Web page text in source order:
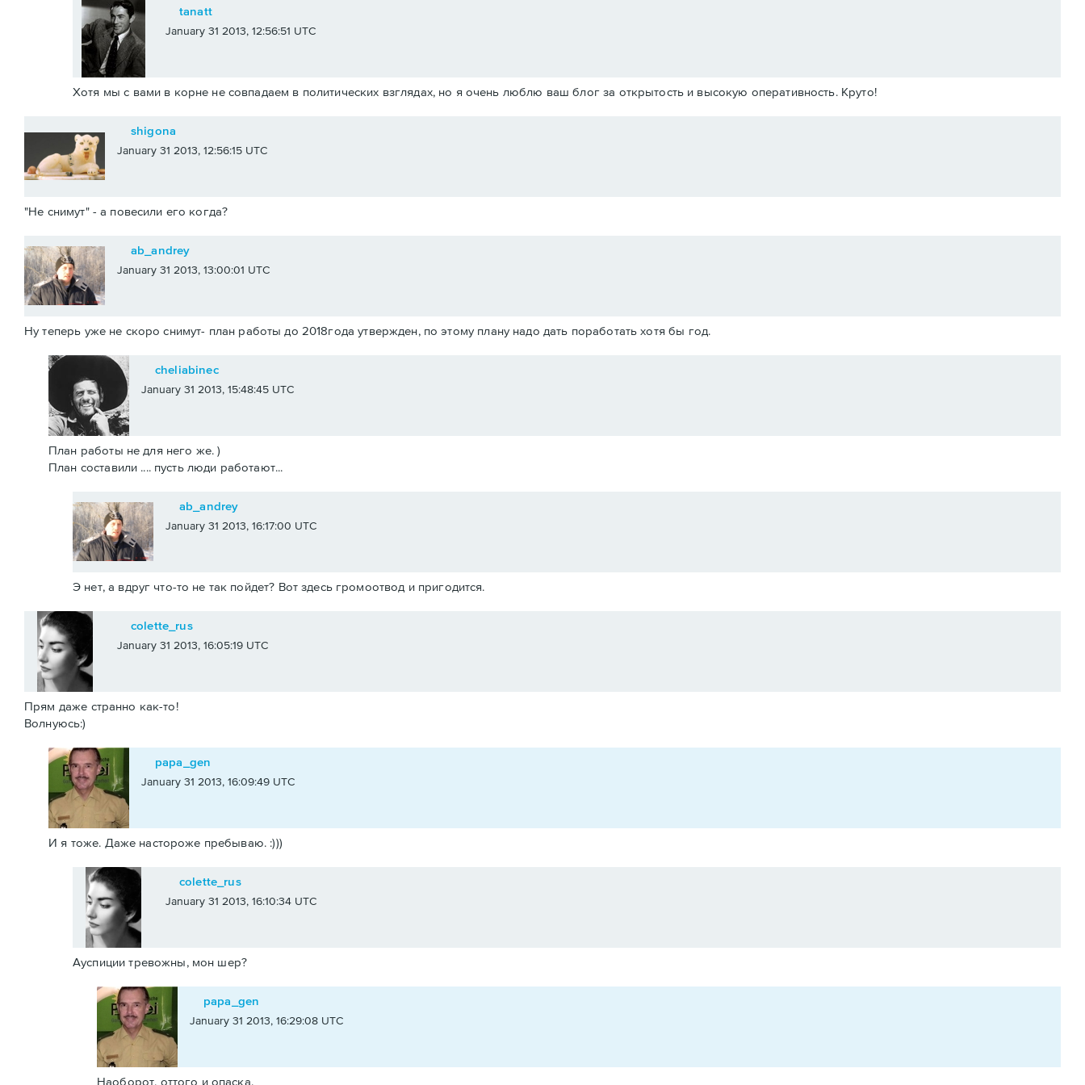
tanatt
January 31 2013, 12:56:51 UTC
Хотя мы с вами в корне не совпадаем в политических взглядах, но я очень люблю ваш блог за открытость и высокую оперативность. Круто!
shigona
January 31 2013, 12:56:15 UTC
"Не снимут" - а повесили его когда?
ab_andrey
January 31 2013, 13:00:01 UTC
Ну теперь уже не скоро снимут- план работы до 2018года утвержден, по этому плану надо дать поработать хотя бы год.
cheliabinec
January 31 2013, 15:48:45 UTC
План работы не для него же. )
План составили .... пусть люди работают...
ab_andrey
January 31 2013, 16:17:00 UTC
Э нет, а вдруг что-то не так пойдет? Вот здесь громоотвод и пригодится.
colette_rus
January 31 2013, 16:05:19 UTC
Прям даже странно как-то!
Волнуюсь:)
papa_gen
January 31 2013, 16:09:49 UTC
И я тоже. Даже настороже пребываю. :)))
colette_rus
January 31 2013, 16:10:34 UTC
Ауспиции тревожны, мон шер?
papa_gen
January 31 2013, 16:29:08 UTC
Наоборот, оттого и опаска.